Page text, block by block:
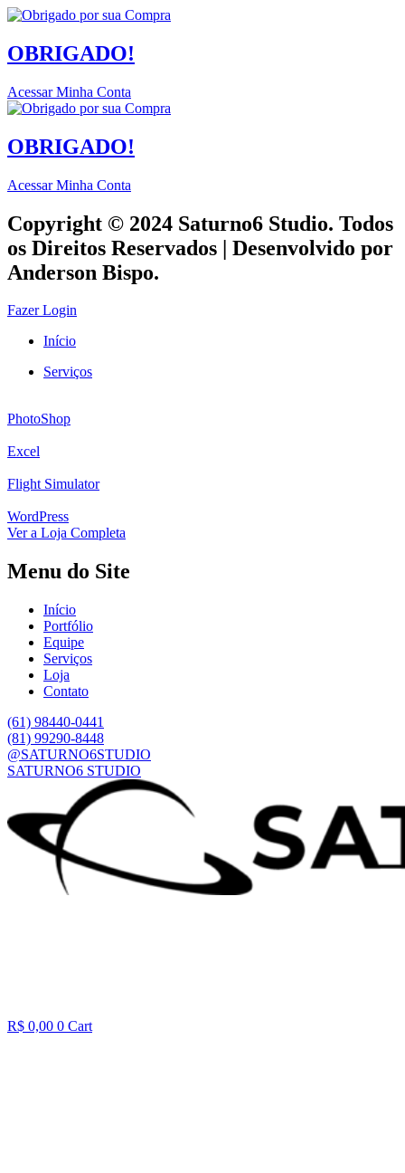
OBRIGADO!
Acessar Minha Conta
OBRIGADO!
Acessar Minha Conta
Copyright © 2024 Saturno6 Studio. Todos
os Direitos Reservados | Desenvolvido por
Anderson Bispo.
Fazer Login
Início
Serviços
PhotoShop
Excel
Flight Simulator
WordPress
Ver a Loja Completa
Menu do Site
Início
Portfólio
Equipe
Serviços
Loja
Contato
(61) 98440-0441
(81) 99290-8448
@SATURNO6STUDIO
SATURNO6 STUDIO
R$ 0,00 0 Cart